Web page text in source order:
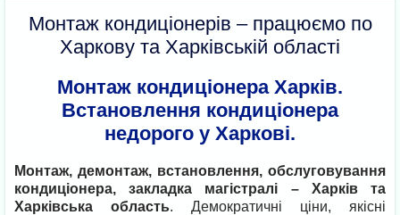
Монтаж кондиціонерів – працюємо по
Харкову та Харківській області
Монтаж кондиціонера Харків.
Встановлення кондиціонера
недорого у Харкові.
Монтаж, демонтаж, встановлення, обслуговування
кондиціонера, закладка магістралі – Харків та
Харківська область. Демократичні ціни, якісні